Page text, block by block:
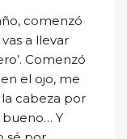
comenzó
a llevar
Comenzó
el ojo, me
cabeza por
Y